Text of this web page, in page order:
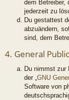
dem Betreiber,
jederzeit zu
Du gestattest
abzuändern,
sind, dem
4. General
Du nimmst zur
der „GNU
Software von